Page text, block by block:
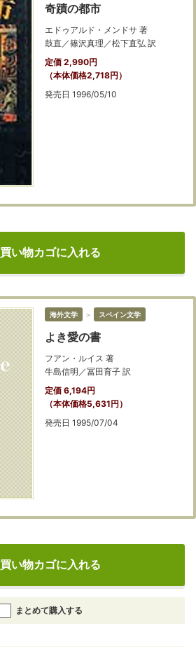
奇蹟の都市
エドゥアルド・メンドサ 著
鼓直／篠沢真理／松下直弘 訳
定価 2,990円
（本体価格2,718円）
発売日 1996/05/10
買い物カゴに入れる
海外文学 ＞ スペイン文学
よき愛の書
フアン・ルイス 著
牛島信明／冨田育子 訳
定価 6,194円
（本体価格5,631円）
発売日 1995/07/04
買い物カゴに入れる
まとめて購入する